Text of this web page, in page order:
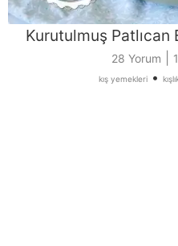
Kurutulmuş Patlıcan
28 Yorum
kış yemekleri•